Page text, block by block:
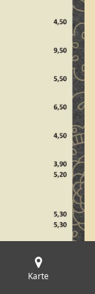
Karte